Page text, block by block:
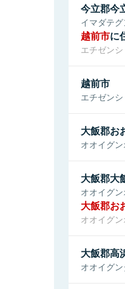
今立郡今
イマダテ
越前市に
エチゼンシ
越前市
エチゼンシ
大飯郡お
オオイグ
大飯郡大
オオイグ
大飯郡お
オオイグ
大飯郡高
オオイグ